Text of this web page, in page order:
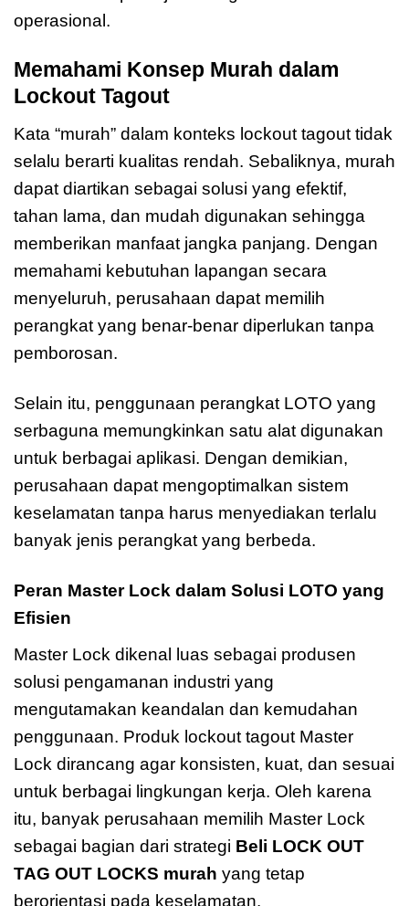
operasional.
Memahami Konsep Murah dalam
Lockout Tagout
Kata “murah” dalam konteks lockout tagout tidak
selalu berarti kualitas rendah. Sebaliknya, murah
dapat diartikan sebagai solusi yang efektif,
tahan lama, dan mudah digunakan sehingga
memberikan manfaat jangka panjang. Dengan
memahami kebutuhan lapangan secara
menyeluruh, perusahaan dapat memilih
perangkat yang benar-benar diperlukan tanpa
pemborosan.
Selain itu, penggunaan perangkat LOTO yang
serbaguna memungkinkan satu alat digunakan
untuk berbagai aplikasi. Dengan demikian,
perusahaan dapat mengoptimalkan sistem
keselamatan tanpa harus menyediakan terlalu
banyak jenis perangkat yang berbeda.
Peran Master Lock dalam Solusi LOTO yang
Efisien
Master Lock dikenal luas sebagai produsen
solusi pengamanan industri yang
mengutamakan keandalan dan kemudahan
penggunaan. Produk lockout tagout Master
Lock dirancang agar konsisten, kuat, dan sesuai
untuk berbagai lingkungan kerja. Oleh karena
itu, banyak perusahaan memilih Master Lock
sebagai bagian dari strategi Beli LOCK OUT
TAG OUT LOCKS murah yang tetap
berorientasi pada keselamatan.